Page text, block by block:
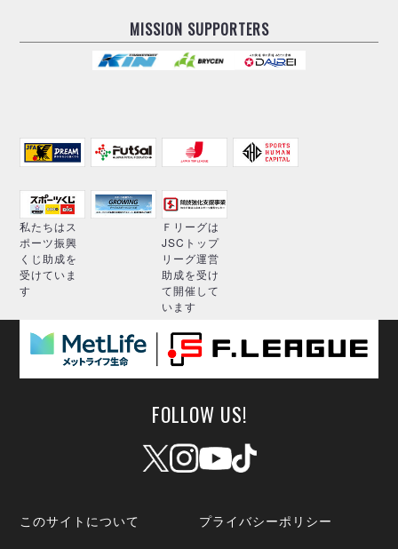
MISSION SUPPORTERS
私たちはス
ポーツ振興
くじ助成を
受けていま
す
Ｆリーグは
JSCトップ
リーグ運営
助成を受け
て開催して
います
FOLLOW US!
このサイトについて プライバシーポリシー